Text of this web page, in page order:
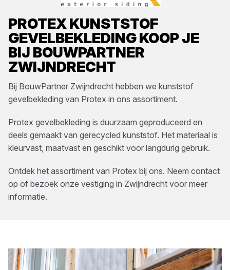
PROTEXKUNSTSTOF
GEVELBEKLEDINGKOOP JE
BIJ BOUWPARTNER
ZWIJNDRECHT
Bij BouwPartner Zwijndrecht hebben we kunststof
gevelbekleding van Protex in ons assortiment.
Protex gevelbekleding is duurzaam geproduceerd en
deels gemaakt van gerecycled kunststof. Het materiaal is
kleurvast, maatvast en geschikt voor langdurig gebruik.
Ontdek het assortiment van Protex bij ons. Neem contact
op of bezoek onze vestiging in Zwijndrecht voor meer
informatie.